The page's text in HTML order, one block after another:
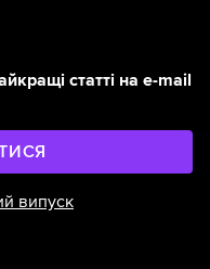
статті на e-mail
випуск